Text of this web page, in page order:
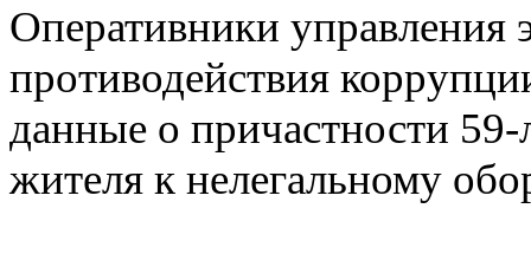
Оперативники управления
противодействия
данные о причастности 59-
жителя к нелегальному